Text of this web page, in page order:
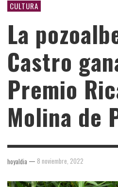
CULTURA
La
Castro
Premio
Molina de
hoyaldia — 8 noviembre, 2022